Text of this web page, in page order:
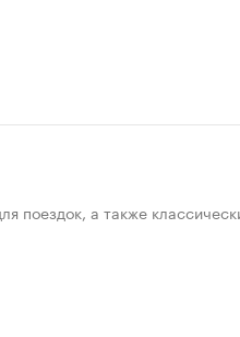
поездок, а также